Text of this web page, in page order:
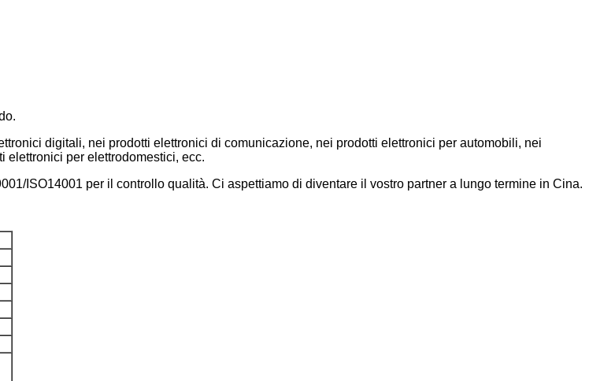
digitali, nei prodotti elettronici di comunicazione, nei prodotti elettronici per automobili, nei
elettronici per elettrodomestici, ecc.
ISO14001 per il controllo qualità. Ci aspettiamo di diventare il vostro partner a lungo termine in Cina.